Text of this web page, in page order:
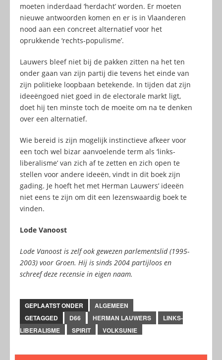
moeten inderdaad ‘herdacht’ worden. Er moeten
nieuwe antwoorden komen en er is in Vlaanderen
nood aan een concreet alternatief voor het
oprukkende ‘rechts-populisme’.
Lauwers bleef niet bij de pakken zitten na het ten
onder gaan van zijn partij die tevens het einde van
zijn politieke loopbaan betekende. In tijden dat zijn
ideeëngoed niet goed in de electorale markt ligt,
doet hij ten minste toch de moeite om na te denken
over een alternatief.
Wie bereid is zijn mogelijk instinctieve afkeer voor
een toch wel bizar aanvoelende term als ‘links-
liberalisme’ van zich af te zetten en zich open te
stellen voor andere ideeën, vindt in dit boek zijn
gading. Je hoeft het met Herman Lauwers’ ideeën
niet eens te zijn om dit een lezenswaardig boek te
vinden.
Lode Vanoost
Lode Vanoost is zelf ook gewezen parlementslid (1995-
2003) voor Groen. Hij is sinds 2004 partijloos en
schreef deze recensie in eigen naam.
GEPLAATST ONDER
ALGEMEEN
GETAGGED
D66 HERMAN LAUWERS
LINKS-
LIBERALISME
SPIRIT VOLKSUNIE